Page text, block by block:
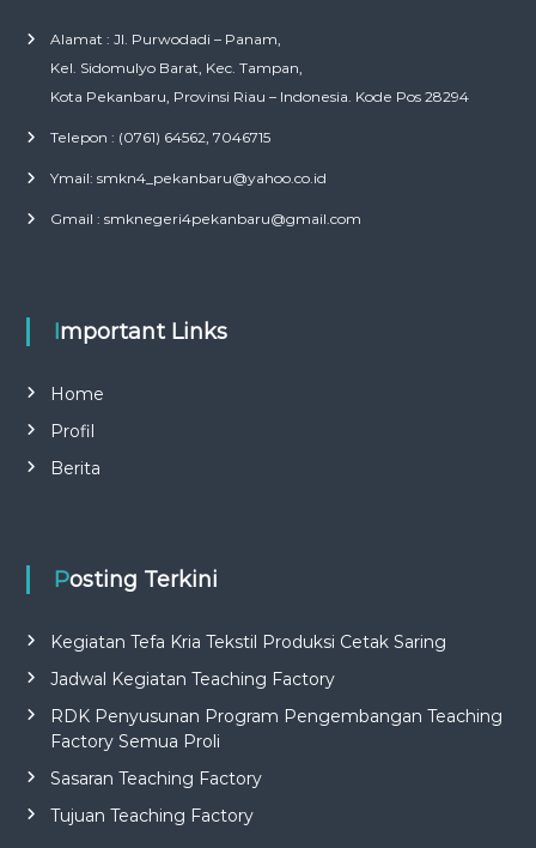
Alamat : Jl. Purwodadi – Panam,
Kel. Sidomulyo Barat, Kec. Tampan,
Kota Pekanbaru, Provinsi Riau – Indonesia. Kode Pos 28294
Telepon : (0761) 64562, 7046715
Ymail: smkn4_pekanbaru@yahoo.co.id
Gmail : smknegeri4pekanbaru@gmail.com
Important Links
Home
Profil
Berita
Posting Terkini
Kegiatan Tefa Kria Tekstil Produksi Cetak Saring
Jadwal Kegiatan Teaching Factory
RDK Penyusunan Program Pengembangan Teaching
Factory Semua Proli
Sasaran Teaching Factory
Tujuan Teaching Factory